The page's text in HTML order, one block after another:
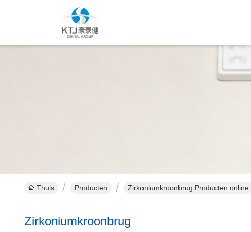
Thuis Producten Zirkoniumkroonbrug Producten online
Zirkoniumkroonbrug